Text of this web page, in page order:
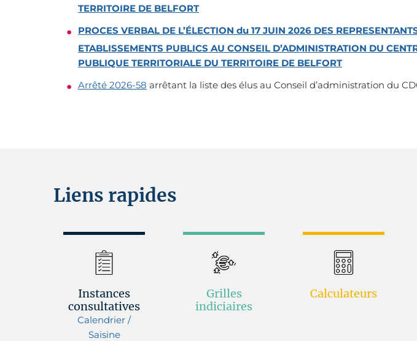
TERRITOIRE DE BELFORT
PROCES VERBAL DE L’ÉLECTION du 17 JUIN 2026 DES
ETABLISSEMENTS PUBLICS AU CONSEIL D’ADMINISTRATION DU
PUBLIQUE TERRITORIALE DU TERRITOIRE DE BELFORT
Arrêté 2026-58 arrêtant la liste des élus au Conseil d’administration du
Liens rapides
Instances
consultatives
Calendrier /
Saisine
Grilles
indiciaires
Calculateurs